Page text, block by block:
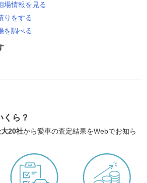
場情報を見る
りをする
を調べる
くら？
20社から愛車の査定結果をWebでお知ら